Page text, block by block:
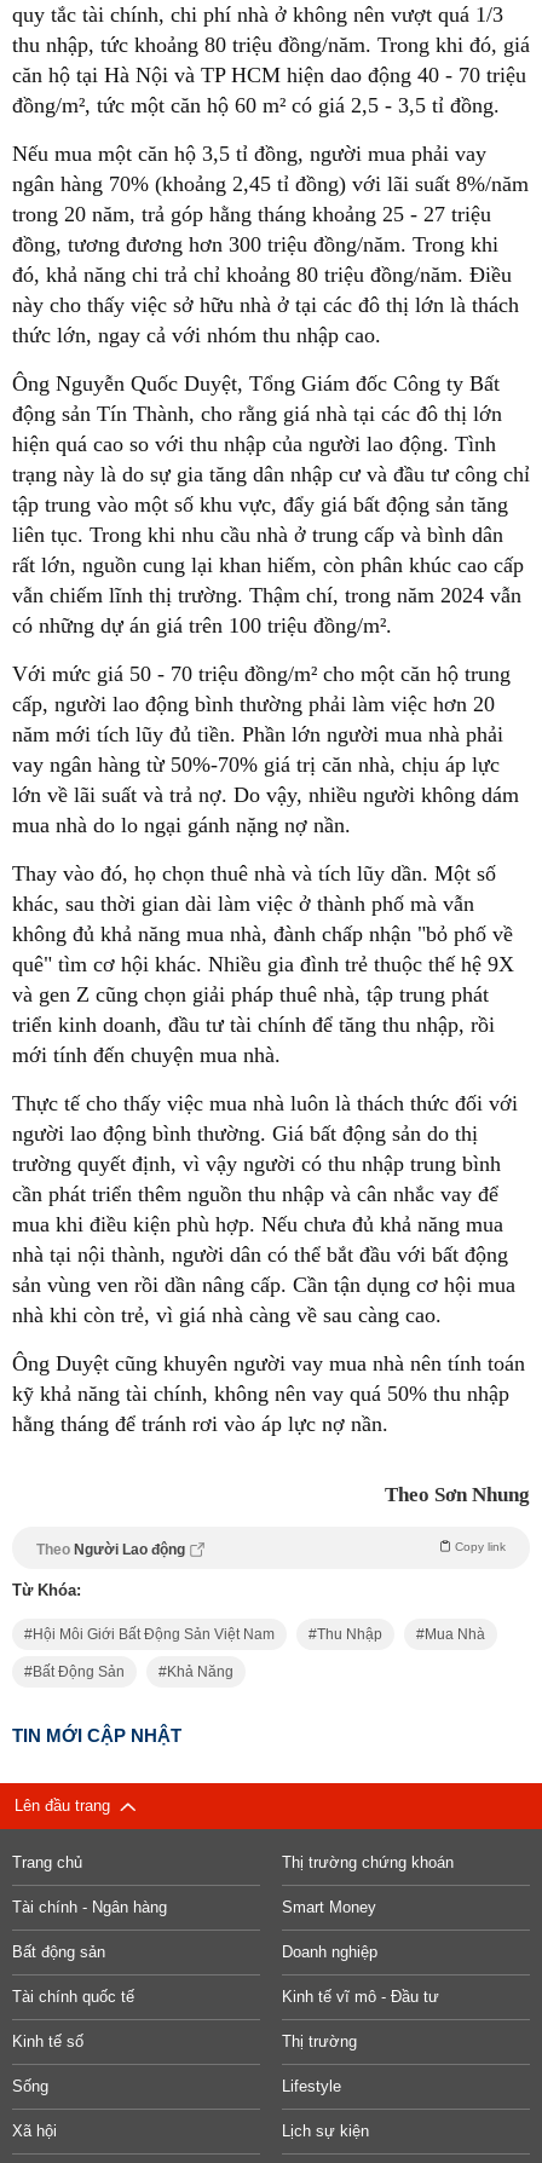
quy tắc tài chính, chi phí nhà ở không nên vượt quá 1/3
thu nhập, tức khoảng 80 triệu đồng/năm. Trong khi đó, giá
căn hộ tại Hà Nội và TP HCM hiện dao động 40 - 70 triệu
đồng/m², tức một căn hộ 60 m² có giá 2,5 - 3,5 tỉ đồng.
Nếu mua một căn hộ 3,5 tỉ đồng, người mua phải vay
ngân hàng 70% (khoảng 2,45 tỉ đồng) với lãi suất 8%/năm
trong 20 năm, trả góp hằng tháng khoảng 25 - 27 triệu
đồng, tương đương hơn 300 triệu đồng/năm. Trong khi
đó, khả năng chi trả chỉ khoảng 80 triệu đồng/năm. Điều
này cho thấy việc sở hữu nhà ở tại các đô thị lớn là thách
thức lớn, ngay cả với nhóm thu nhập cao.
Ông Nguyễn Quốc Duyệt, Tổng Giám đốc Công ty Bất
động sản Tín Thành, cho rằng giá nhà tại các đô thị lớn
hiện quá cao so với thu nhập của người lao động. Tình
trạng này là do sự gia tăng dân nhập cư và đầu tư công chỉ
tập trung vào một số khu vực, đẩy giá bất động sản tăng
liên tục. Trong khi nhu cầu nhà ở trung cấp và bình dân
rất lớn, nguồn cung lại khan hiếm, còn phân khúc cao cấp
vẫn chiếm lĩnh thị trường. Thậm chí, trong năm 2024 vẫn
có những dự án giá trên 100 triệu đồng/m².
Với mức giá 50 - 70 triệu đồng/m² cho một căn hộ trung
cấp, người lao động bình thường phải làm việc hơn 20
năm mới tích lũy đủ tiền. Phần lớn người mua nhà phải
vay ngân hàng từ 50%-70% giá trị căn nhà, chịu áp lực
lớn về lãi suất và trả nợ. Do vậy, nhiều người không dám
mua nhà do lo ngại gánh nặng nợ nần.
Thay vào đó, họ chọn thuê nhà và tích lũy dần. Một số
khác, sau thời gian dài làm việc ở thành phố mà vẫn
không đủ khả năng mua nhà, đành chấp nhận "bỏ phố về
quê" tìm cơ hội khác. Nhiều gia đình trẻ thuộc thế hệ 9X
và gen Z cũng chọn giải pháp thuê nhà, tập trung phát
triển kinh doanh, đầu tư tài chính để tăng thu nhập, rồi
mới tính đến chuyện mua nhà.
Thực tế cho thấy việc mua nhà luôn là thách thức đối với
người lao động bình thường. Giá bất động sản do thị
trường quyết định, vì vậy người có thu nhập trung bình
cần phát triển thêm nguồn thu nhập và cân nhắc vay để
mua khi điều kiện phù hợp. Nếu chưa đủ khả năng mua
nhà tại nội thành, người dân có thể bắt đầu với bất động
sản vùng ven rồi dần nâng cấp. Cần tận dụng cơ hội mua
nhà khi còn trẻ, vì giá nhà càng về sau càng cao.
Ông Duyệt cũng khuyên người vay mua nhà nên tính toán
kỹ khả năng tài chính, không nên vay quá 50% thu nhập
hằng tháng để tránh rơi vào áp lực nợ nần.
Theo Sơn Nhung
Theo Người Lao động Copy link
Từ Khóa:
Hội Môi Giới Bất Động Sản Việt Nam Thu Nhập Mua Nhà
Bất Động Sản Khả Năng
TIN MỚI CẬP NHẬT
Lên đầu trang
Trang chủ Thị trường chứng khoán
Tài chính - Ngân hàng Smart Money
Bất động sản Doanh nghiệp
Tài chính quốc tế Kinh tế vĩ mô - Đầu tư
Kinh tế số Thị trường
Sống Lifestyle
Xã hội Lịch sự kiện